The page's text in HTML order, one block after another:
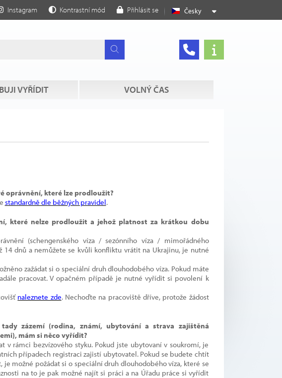
Česky
Instagram Kontrastní mód Přihlásit se
VYŘÍDIT VOLNÝ ČAS
oprávnění, které lze prodloužit?
standardně dle běžných pravidel.
které nelze prodloužit a jehož platnost za krátkou dobu
(schengenského víza / sezónního víza / mimořádného
14 dnů a nemůžete se kvůli konfliktu vrátit na Ukrajinu, je nutné
zažádat si o speciální druh dlouhodobého víza. Pokud máte
pracovat. V opačném případě je nutné vyřídit si povolení k
naleznete zde. Nechoďte na pracoviště dříve, protože žádost
zázemí (rodina, známí, ubytování a strava zajištěná
mám si něco vyřídit?
v rámci bezvízového styku. Pokud jste ubytovaní v soukromí, je
případech registraci zajistí ubytovatel. Pokud se budete chtít
je možné požádat si o speciální druh dlouhodobého víza, které se
na to je pak možné najít si práci a na Úřadu práce si vyřídit